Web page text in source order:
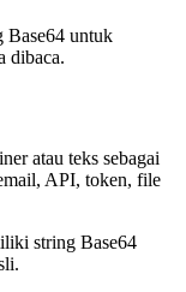
Base64 untuk
dibaca.
atau teks sebagai
API, token, file
string Base64